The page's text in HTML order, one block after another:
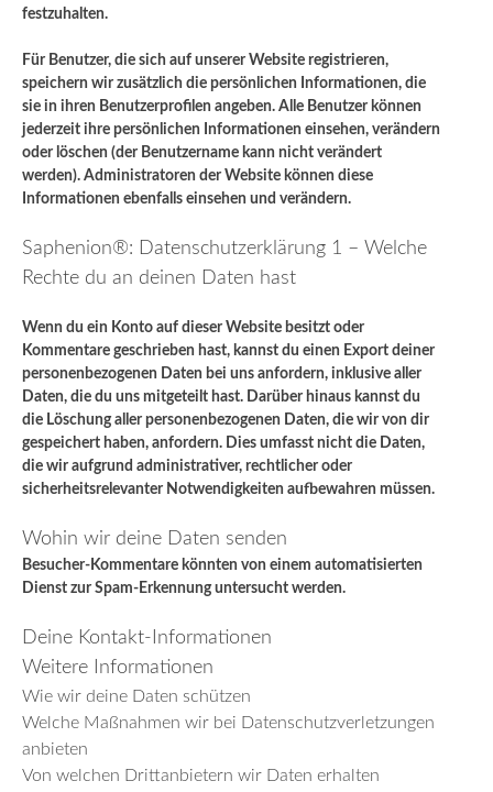
festzuhalten.
Für Benutzer, die sich auf unserer Website registrieren,
speichern wir zusätzlich die persönlichen Informationen, die
sie in ihren Benutzerprofilen angeben. Alle Benutzer können
jederzeit ihre persönlichen Informationen einsehen, verändern
oder löschen (der Benutzername kann nicht verändert
werden). Administratoren der Website können diese
Informationen ebenfalls einsehen und verändern.
Saphenion®: Datenschutzerklärung 1 – Welche
Rechte du an deinen Daten hast
Wenn du ein Konto auf dieser Website besitzt oder
Kommentare geschrieben hast, kannst du einen Export deiner
personenbezogenen Daten bei uns anfordern, inklusive aller
Daten, die du uns mitgeteilt hast. Darüber hinaus kannst du
die Löschung aller personenbezogenen Daten, die wir von dir
gespeichert haben, anfordern. Dies umfasst nicht die Daten,
die wir aufgrund administrativer, rechtlicher oder
sicherheitsrelevanter Notwendigkeiten aufbewahren müssen.
Wohin wir deine Daten senden
Besucher-Kommentare könnten von einem automatisierten
Dienst zur Spam-Erkennung untersucht werden.
Deine Kontakt-Informationen
Weitere Informationen
Wie wir deine Daten schützen
Welche Maßnahmen wir bei Datenschutzverletzungen
anbieten
Von welchen Drittanbietern wir Daten erhalten